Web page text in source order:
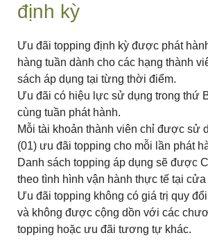
định kỳ
Ưu đãi topping định kỳ được phát
hàng tuần dành cho các hạng thành
sách áp dụng tại từng thời điểm.
Ưu đãi có hiệu lực sử dụng trong thứ
cùng tuần phát hành.
Mỗi tài khoản thành viên chỉ được sử
(01) ưu đãi topping cho mỗi lần phát
Danh sách topping áp dụng sẽ được
theo tình hình vận hành thực tế tại cửa
Ưu đãi topping không có giá trị quy
và không được cộng dồn với các
topping hoặc ưu đãi tương tự khác.